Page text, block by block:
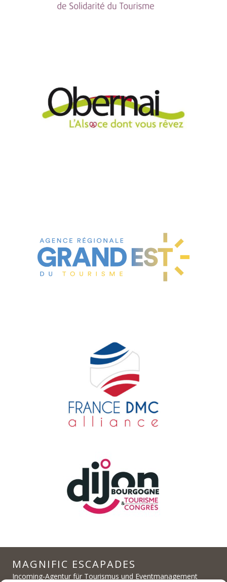
MAGNIFIC ESCAPADES
Incoming-Agentur für Tourismus und Eventmanagement